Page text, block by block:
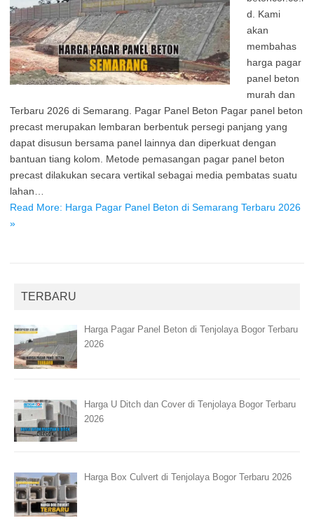
d. Kami
akan
membahas
harga pagar
panel beton
murah dan
Terbaru 2026 di Semarang. Pagar Panel Beton Pagar panel beton
precast merupakan lembaran berbentuk persegi panjang yang
dapat disusun bersama panel lainnya dan diperkuat dengan
bantuan tiang kolom. Metode pemasangan pagar panel beton
precast dilakukan secara vertikal sebagai media pembatas suatu
lahan…
Read More: Harga Pagar Panel Beton di Semarang Terbaru 2026
»
TERBARU
Harga Pagar Panel Beton di Tenjolaya Bogor Terbaru
2026
Harga U Ditch dan Cover di Tenjolaya Bogor Terbaru
2026
Harga Box Culvert di Tenjolaya Bogor Terbaru 2026